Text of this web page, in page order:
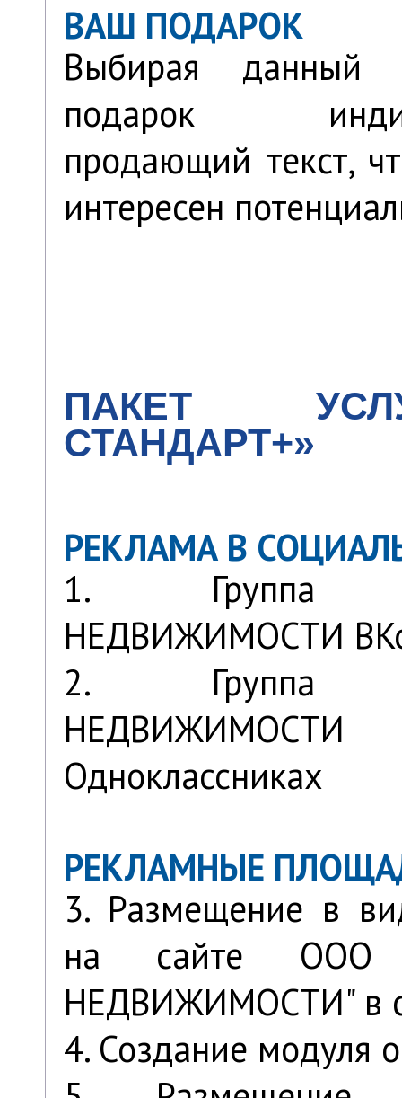
ВАШ ПОДАРОК
Выбирая данный
подарок
продающий текст,
интересен
ПАКЕТ
СТАНДАРТ+»
РЕКЛАМА В
1. Группа
НЕДВИЖИМОСТИ
2. Группа
Одноклассниках
РЕКЛАМНЫЕ
3. Размещение в
на сайте ООО
НЕДВИЖИМОСТИ" в
4. Создание модуля